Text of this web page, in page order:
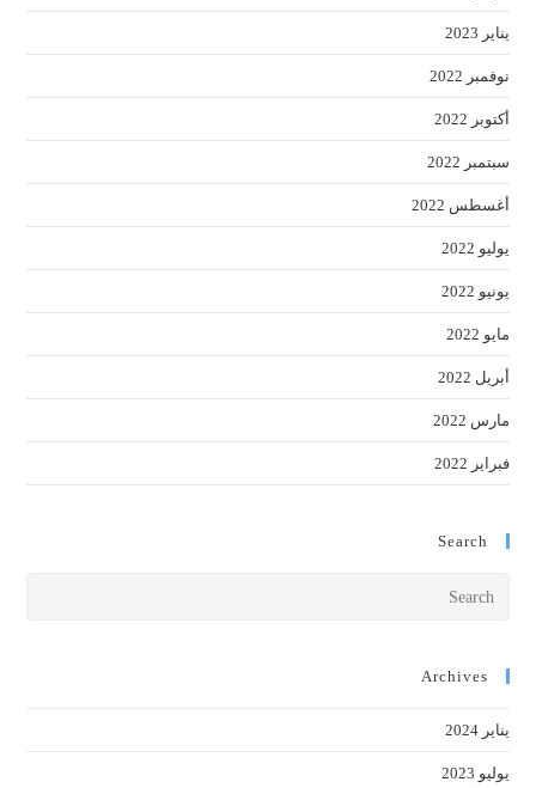
يناير 2023
نوفمبر 2022
أكتوبر 2022
سبتمبر 2022
أغسطس 2022
يوليو 2022
يونيو 2022
مايو 2022
أبريل 2022
مارس 2022
فبراير 2022
Search
Archives
يناير 2024
يوليو 2023